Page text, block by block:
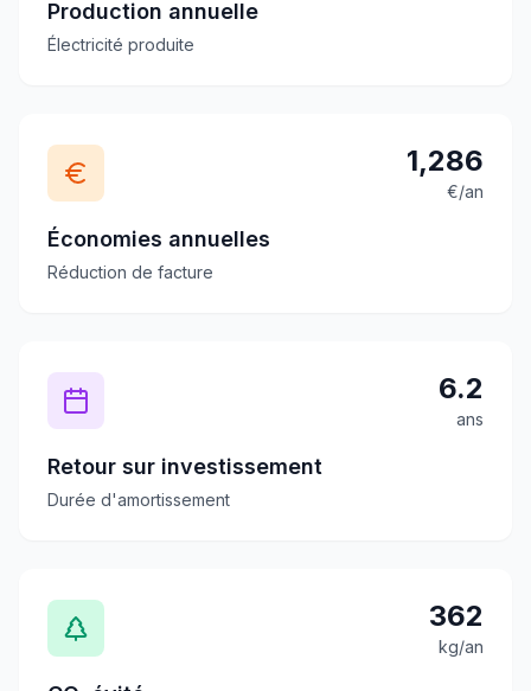
Production annuelle
Électricité produite
1,286
€/an
Économies annuelles
Réduction de facture
6.2
ans
Retour sur investissement
Durée d'amortissement
362
kg/an